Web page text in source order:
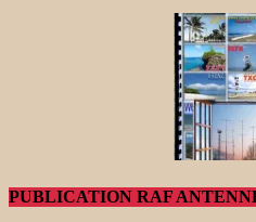
PUBLICATION RAF